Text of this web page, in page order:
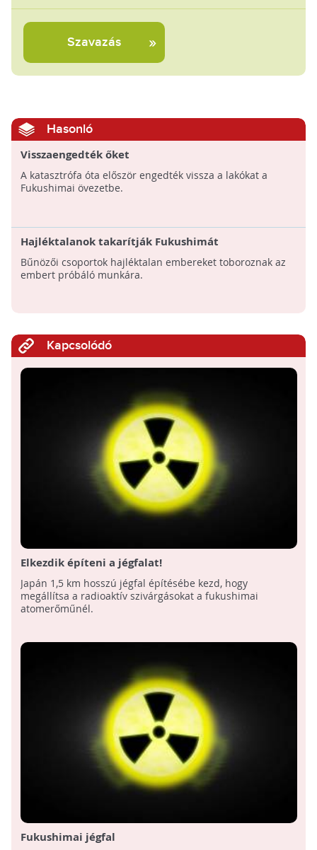
Szavazás
Hasonló
Visszaengedték őket
A katasztrófa óta először engedték vissza a lakókat a
Fukushimai övezetbe.
Hajléktalanok takarítják Fukushimát
Bűnözői csoportok hajléktalan embereket toboroznak az
embert próbáló munkára.
Kapcsolódó
Elkezdik építeni a jégfalat!
Japán 1,5 km hosszú jégfal építésébe kezd, hogy
megállítsa a radioaktív szivárgásokat a fukushimai
atomerőműnél.
Fukushimai jégfal